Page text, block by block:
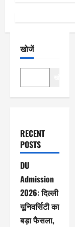
खोजें
RECENT
POSTS
DU
Admission
2026: दिल्ली
यूनिवर्सिटी का
बड़ा फैसला,